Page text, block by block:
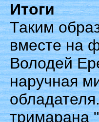
Итоги
Таким
вместе на
Володей
наручная
тримарана